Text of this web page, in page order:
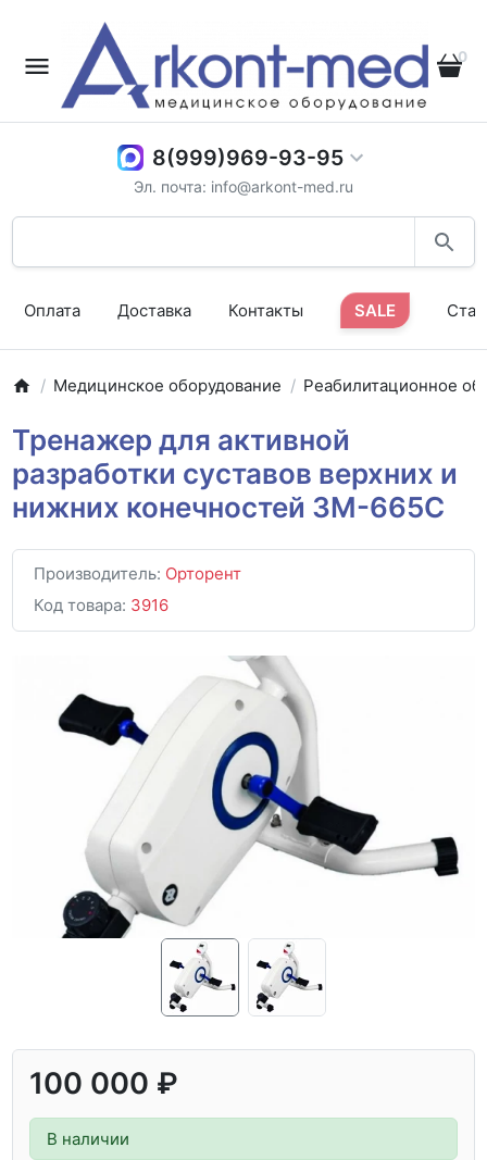
0
8(999)969-93-95
Эл. почта: info@arkont-med.ru
Оплата Доставка Контакты SALE
Медицинское оборудование Реабилитационное
Тренажер для активной
разработки суставов верхних и
нижних конечностей ЗМ-665C
Производитель: Орторент
Код товара: 3916
100 000 ₽
В наличии